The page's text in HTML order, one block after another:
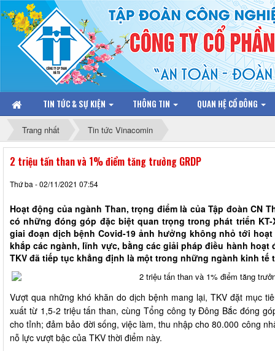
TIN TỨC & SỰ KIỆN THÔNG TIN QUAN HỆ CỔ ĐÔNG
Trang nhất Tin tức Vinacomin
2 triệu tấn than và 1% điểm tăng trưởng GRDP
Thứ ba - 02/11/2021 07:54
Hoạt động của ngành Than, trọng điểm là của Tập đoàn CN
có những đóng góp đặc biệt quan trọng trong phát triển
giai đoạn dịch bệnh Covid-19 ảnh hưởng không nhỏ tới
khắp các ngành, lĩnh vực, bằng các giải pháp điều hành
TKV đã tiếp tục khẳng định là một trong những ngành kinh tế
Vượt qua những khó khăn do dịch bệnh mang lại, TKV đặt mục
xuất từ 1,5-2 triệu tấn than, cùng Tổng công ty Đông Bắc đóng
cho tỉnh; đảm bảo đời sống, việc làm, thu nhập cho 80.000 công
nỗ lực vượt bậc của TKV thời điểm này.